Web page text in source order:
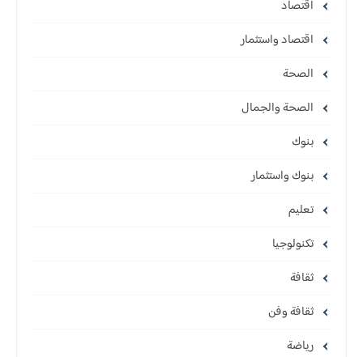
اقتصاد
اقتصاد واستثمار
الصحة
الصحة والجمال
بنوك
بنوك واستثمار
تعليم
تكنولوجيا
ثقافة
ثقافة وفن
رياضة